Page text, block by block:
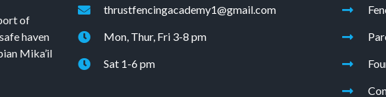
of
haven
Mika’il
thrustfencingacademy1@gmail.com
Mon, Thur, Fri 3-8 pm
Sat 1-6 pm